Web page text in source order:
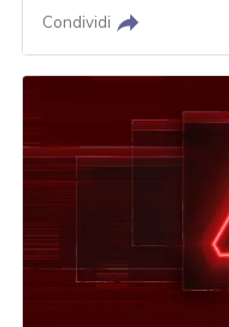
Condividi